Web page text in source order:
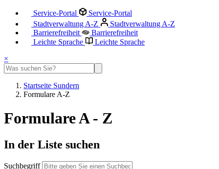
Service-Portal
Service-Portal
Stadtverwaltung A-Z
Stadtverwaltung A-Z
Barrierefreiheit
Barrierefreiheit
Leichte Sprache
Leichte Sprache
×
Startseite Sundern
Formulare A-Z
Formulare A - Z
In der Liste suchen
Suchbegriff